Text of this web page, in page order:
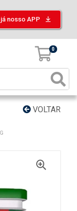
nosso APP
0
VOLTAR